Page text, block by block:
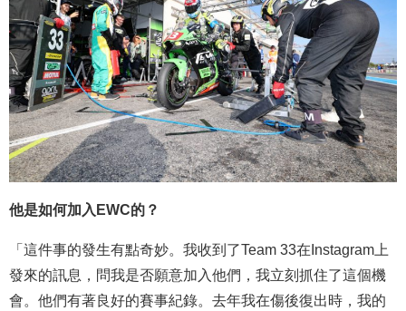
他是如何加入EWC的？
「這件事的發生有點奇妙。我收到了Team 33在Instagram上
發來的訊息，問我是否願意加入他們，我立刻抓住了這個機
會。他們有著良好的賽事紀錄。去年我在傷後復出時，我的